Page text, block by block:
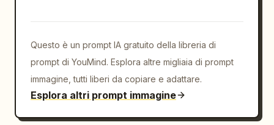
Questo è un prompt IA gratuito della libreria di
prompt di YouMind. Esplora altre migliaia di prompt
immagine, tutti liberi da copiare e adattare.
Esplora altri prompt immagine